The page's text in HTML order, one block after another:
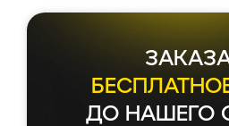
ДО НАШЕГО